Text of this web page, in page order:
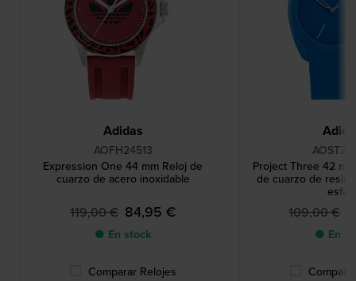
Adidas
AOFH24513
Expression One 44 mm Reloj de
cuarzo de acero inoxidable
119,00 € 84,95 €
● En stock
Comparar Relojes
Project Three 42
de cuarzo de
109,00 €
● En